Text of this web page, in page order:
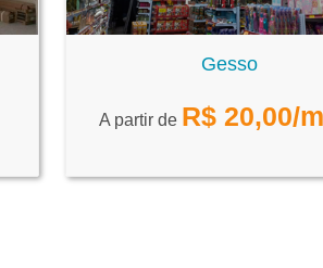
Gesso
A partir de R$ 20,00/